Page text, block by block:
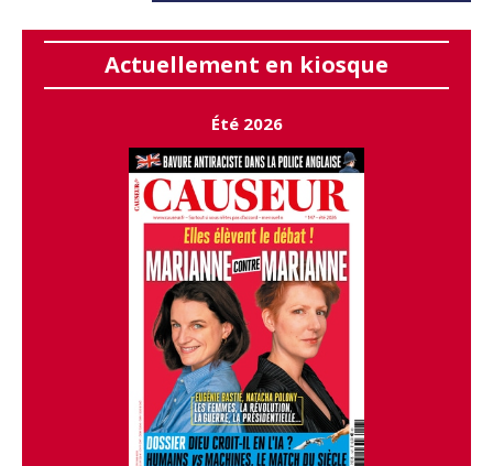
Actuellement en kiosque
Été 2026